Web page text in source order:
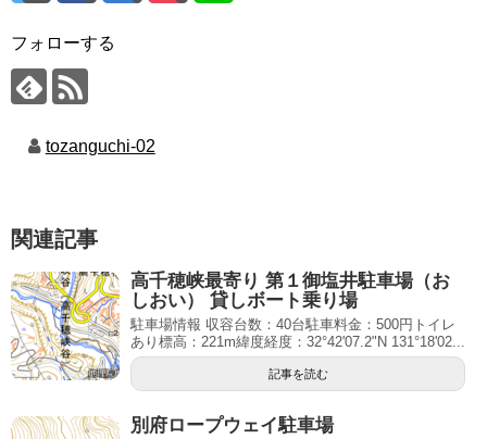
フォローする
tozanguchi-02
関連記事
高千穂峡最寄り 第１御塩井駐車場（お
しおい） 貸しボート乗り場
駐車場情報 収容台数：40台駐車料金：500円トイレ
あり標高：221m緯度経度：32°42'07.2"N 131°18'02...
記事を読む
別府ロープウェイ駐車場